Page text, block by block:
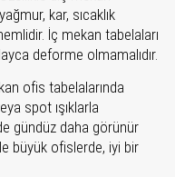
kar, sıcaklık
İç mekan tabelaları
deforme olmamalıdır.
ofis tabelalarında
spot ışıklarla
gündüz daha görünür
büyük ofislerde, iyi bir